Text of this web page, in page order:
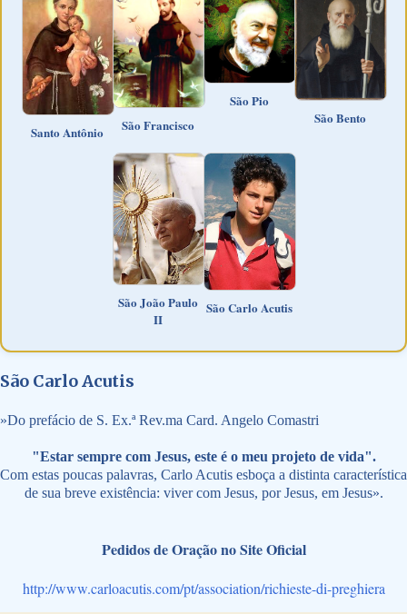
Santo Antônio São Francisco
São Pio
São Bento
São João Paulo
II
São Carlo Acutis
São Carlo Acutis
»Do prefácio de S. Ex.ª Rev.ma Card. Angelo Comastri
"Estar sempre com Jesus, este é o meu projeto de vida".
Com estas poucas palavras, Carlo Acutis esboça a distinta característica
de sua breve existência: viver com Jesus, por Jesus, em Jesus».
Pedidos de Oração no Site Oficial
http://www.carloacutis.com/pt/association/richieste-di-preghiera